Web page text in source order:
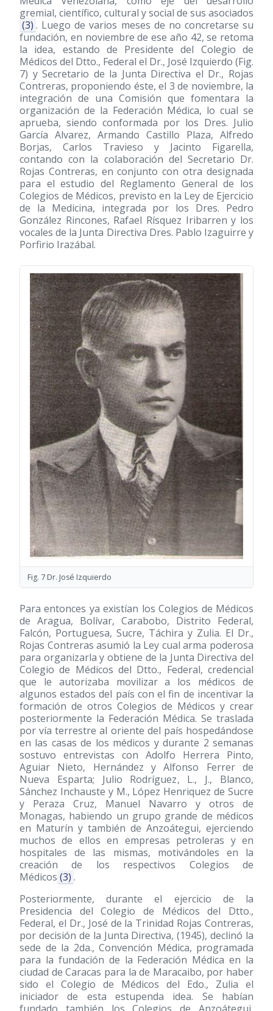
gremial, científico, cultural y social de sus asociados
(3) . Luego de varios meses de no concretarse su
fundación, en noviembre de ese año 42, se retoma
la idea, estando de Presidente del Colegio de
Médicos del Dtto., Federal el Dr., José Izquierdo (Fig.
7) y Secretario de la Junta Directiva el Dr., Rojas
Contreras, proponiendo éste, el 3 de noviembre, la
integración de una Comisión que fomentara la
organización de la Federación Médica, lo cual se
aprueba, siendo conformada por los Dres. Julio
García Alvarez, Armando Castillo Plaza, Alfredo
Borjas, Carlos Travieso y Jacinto Figarella,
contando con la colaboración del Secretario Dr.
Rojas Contreras, en conjunto con otra designada
para el estudio del Reglamento General de los
Colegios de Médicos, previsto en la Ley de Ejercicio
de la Medicina, integrada por los Dres. Pedro
González Rincones, Rafael Rísquez Iribarren y los
vocales de la Junta Directiva Dres. Pablo Izaguirre y
Porfirio Irazábal.
Fig. 7 Dr. José Izquierdo
Para entonces ya existían los Colegios de Médicos
de Aragua, Bolívar, Carabobo, Distrito Federal,
Falcón, Portuguesa, Sucre, Táchira y Zulia. El Dr.,
Rojas Contreras asumió la Ley cual arma poderosa
para organizarla y obtiene de la Junta Directiva del
Colegio de Médicos del Dtto., Federal, credencial
que le autorizaba movilizar a los médicos de
algunos estados del país con el fin de incentivar la
formación de otros Colegios de Médicos y crear
posteriormente la Federación Médica. Se traslada
por vía terrestre al oriente del país hospedándose
en las casas de los médicos y durante 2 semanas
sostuvo entrevistas con Adolfo Herrera Pinto,
Aguiar Nieto, Hernández y Alfonso Ferrer de
Nueva Esparta; Julio Rodríguez, L., J., Blanco,
Sánchez Inchauste y M., López Henriquez de Sucre
y Peraza Cruz, Manuel Navarro y otros de
Monagas, habiendo un grupo grande de médicos
en Maturín y también de Anzoátegui, ejerciendo
muchos de ellos en empresas petroleras y en
hospitales de las mismas, motivándoles en la
creación de los respectivos Colegios de
Médicos (3) .
Posteriormente, durante el ejercicio de la
Presidencia del Colegio de Médicos del Dtto.,
Federal, el Dr., José de la Trinidad Rojas Contreras,
por decisión de la Junta Directiva,(1945), declinó la
sede de la 2da., Convención Médica, programada
para la fundación de la Federación Médica en la
ciudad de Caracas para la de Maracaibo, por haber
sido el Colegio de Médicos del Edo., Zulia el
iniciador de esta estupenda idea. Se habían
fundado también los Colegios de Anzoátegui,